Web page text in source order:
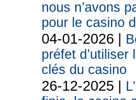
nous n’avons
pour le casino
04-01-2026 |
préfet
clés du casino
26-12-2025 |